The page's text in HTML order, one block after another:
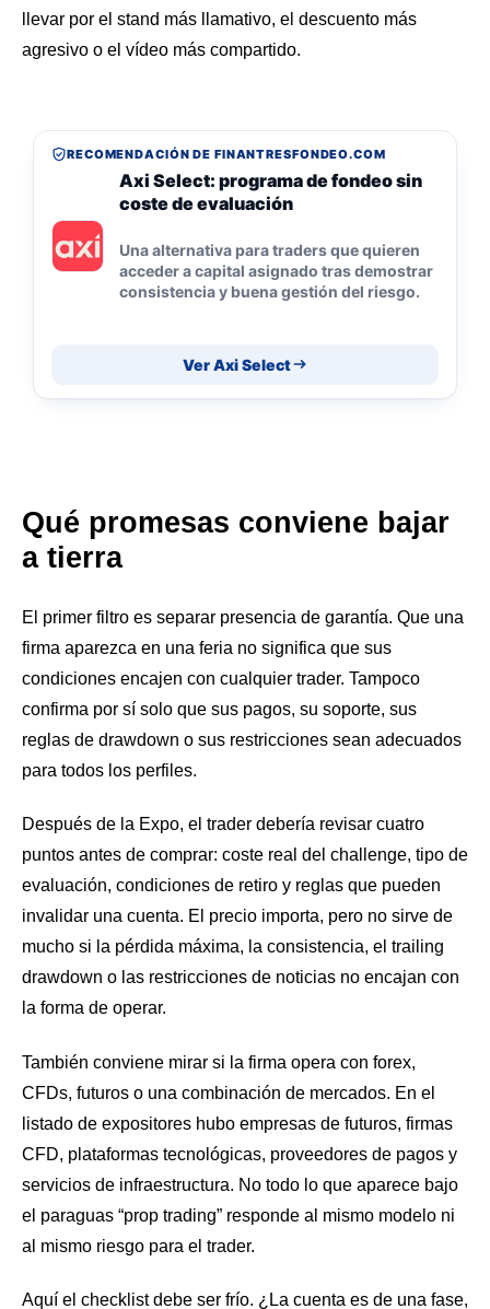
llevar por el stand más llamativo, el descuento más
agresivo o el vídeo más compartido.
RECOMENDACIÓN DE FINANTRESFONDEO.COM
Axi Select: programa de fondeo sin
coste de evaluación
Una alternativa para traders que quieren
acceder a capital asignado tras demostrar
consistencia y buena gestión del riesgo.
Ver Axi Select
Qué promesas conviene bajar
a tierra
El primer filtro es separar presencia de garantía. Que una
firma aparezca en una feria no significa que sus
condiciones encajen con cualquier trader. Tampoco
confirma por sí solo que sus pagos, su soporte, sus
reglas de drawdown o sus restricciones sean adecuados
para todos los perfiles.
Después de la Expo, el trader debería revisar cuatro
puntos antes de comprar: coste real del challenge, tipo de
evaluación, condiciones de retiro y reglas que pueden
invalidar una cuenta. El precio importa, pero no sirve de
mucho si la pérdida máxima, la consistencia, el trailing
drawdown o las restricciones de noticias no encajan con
la forma de operar.
También conviene mirar si la firma opera con forex,
CFDs, futuros o una combinación de mercados. En el
listado de expositores hubo empresas de futuros, firmas
CFD, plataformas tecnológicas, proveedores de pagos y
servicios de infraestructura. No todo lo que aparece bajo
el paraguas “prop trading” responde al mismo modelo ni
al mismo riesgo para el trader.
Aquí el checklist debe ser frío. ¿La cuenta es de una fase,